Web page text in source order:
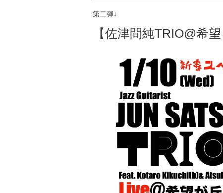
第二弾↓
【佐津間純TRIO@希